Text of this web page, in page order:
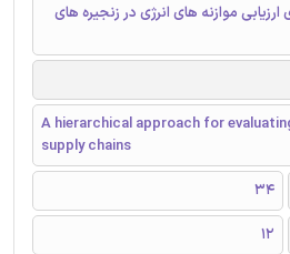
موازنه های انرژی در زنجیره های
A hierarchical approach for
supply chains
34
12